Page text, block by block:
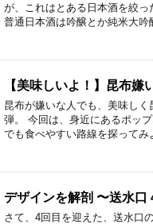
が、これはとある日本酒を絞っ
普通日本酒は吟醸とか純米大吟
【美味しいよ！】昆布
昆布が嫌いな人でも、美味し
弾。 今回は、身近にあるポッ
でも食べやすい路線を探ってみ
デザインを解剖 〜送水口
さて、4回目を迎えた、送水口